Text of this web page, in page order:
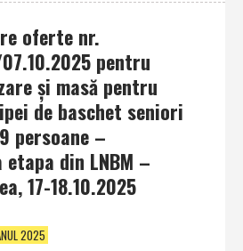
oferte nr.
pentru
şi masă pentru
de baschet seniori
persoane –
din LNBM –
17-18.10.2025
2025